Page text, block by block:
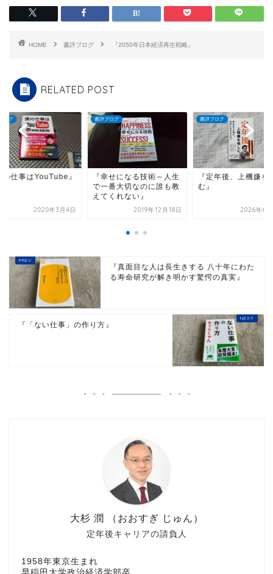
HOME 書評ブログ 『2050年日本経済再生戦略』
RELATED POST
ログ
の仕事はYouTube』
2020年3月4日
書評ブログ
『幸せになる技術～人生
で一番大切なのに誰も教
えてくれない』
2019年12月18日
書評ブログ
『定年後、上機嫌を
む』
2026年6
『真面目な人は長生きする 八十年にわた
る寿命研究が解き明かす驚愕の真実』
『「ない仕事」の作り方』
定年後キャリアの請負人
大杉 潤 （おおすぎ じゅん）
1958年東京生まれ